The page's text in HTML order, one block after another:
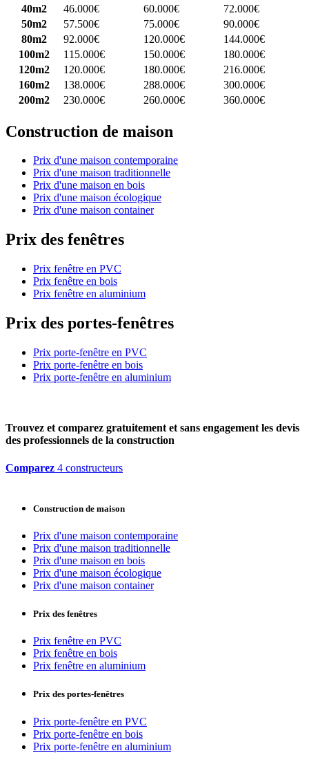
40m2
46.000€ 60.000€
72.000€
50m2
57.500€ 75.000€
90.000€
80m2
92.000€ 120.000€
144.000€
100m2
115.000€ 150.000€
180.000€
120m2
120.000€ 180.000€
216.000€
160m2
138.000€ 288.000€
300.000€
200m2
230.000€ 260.000€ 360.000€
Construction de maison
Prix d'une maison contemporaine
Prix d'une maison traditionnelle
Prix d'une maison en bois
Prix d'une maison écologique
Prix d'une maison container
Prix des fenêtres
Prix fenêtre en PVC
Prix fenêtre en bois
Prix fenêtre en aluminium
Prix des portes-fenêtres
Prix porte-fenêtre en PVC
Prix porte-fenêtre en bois
Prix porte-fenêtre en aluminium
Trouvez et comparez gratuitement et sans engagement les devis
des professionnels de la construction
Comparez 4 constructeurs
Construction de maison
Prix d'une maison contemporaine
Prix d'une maison traditionnelle
Prix d'une maison en bois
Prix d'une maison écologique
Prix d'une maison container
Prix des fenêtres
Prix fenêtre en PVC
Prix fenêtre en bois
Prix fenêtre en aluminium
Prix des portes-fenêtres
Prix porte-fenêtre en PVC
Prix porte-fenêtre en bois
Prix porte-fenêtre en aluminium